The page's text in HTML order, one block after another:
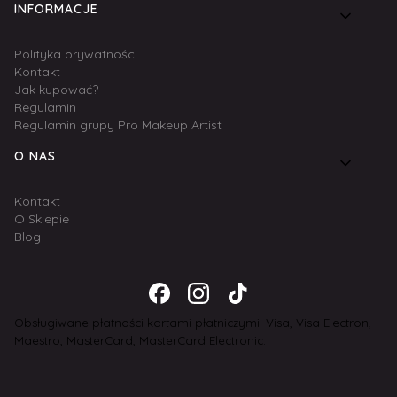
INFORMACJE
Polityka prywatności
Kontakt
Jak kupować?
Regulamin
Regulamin grupy Pro Makeup Artist
O NAS
Kontakt
O Sklepie
Blog
Obsługiwane płatności kartami płatniczymi: Visa, Visa Electron,
Maestro, MasterCard, MasterCard Electronic.